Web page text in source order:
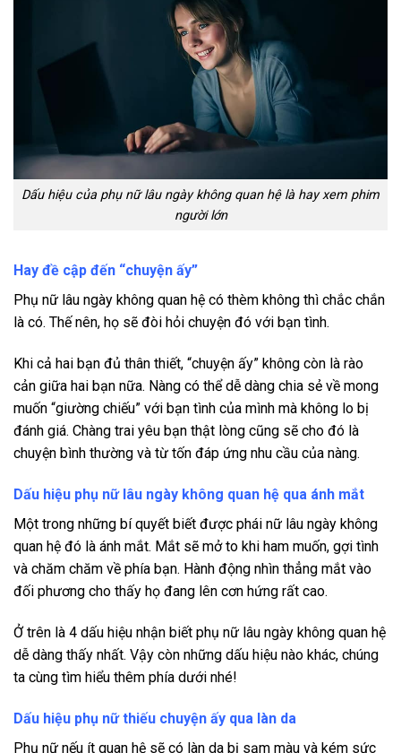
Dấu hiệu của phụ nữ lâu ngày không quan hệ là hay xem phim
người lớn
Hay đề cập đến “chuyện ấy”
Phụ nữ lâu ngày không quan hệ có thèm không thì chắc chắn
là có. Thế nên, họ sẽ đòi hỏi chuyện đó với bạn tình.
Khi cả hai bạn đủ thân thiết, “chuyện ấy” không còn là rào
cản giữa hai bạn nữa. Nàng có thể dễ dàng chia sẻ về mong
muốn “giường chiếu” với bạn tình của mình mà không lo bị
đánh giá. Chàng trai yêu bạn thật lòng cũng sẽ cho đó là
chuyện bình thường và từ tốn đáp ứng nhu cầu của nàng.
Dấu hiệu phụ nữ lâu ngày không quan hệ qua ánh mắt
Một trong những bí quyết biết được phái nữ lâu ngày không
quan hệ đó là ánh mắt. Mắt sẽ mở to khi ham muốn, gợi tình
và chăm chăm về phía bạn. Hành động nhìn thẳng mắt vào
đối phương cho thấy họ đang lên cơn hứng rất cao.
Ở trên là 4 dấu hiệu nhận biết phụ nữ lâu ngày không quan hệ
dễ dàng thấy nhất. Vậy còn những dấu hiệu nào khác, chúng
ta cùng tìm hiểu thêm phía dưới nhé!
Dấu hiệu phụ nữ thiếu chuyện ấy qua làn da
Phụ nữ nếu ít quan hệ sẽ có làn da bị sạm màu và kém sức